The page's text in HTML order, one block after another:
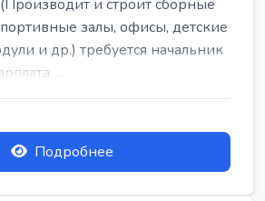
и строит сборные
залы, офисы, детские
и др.) требуется начальник
...
Подробнее